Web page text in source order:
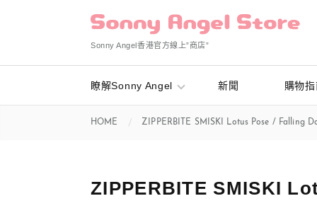
Sonny Angel香港官方線上”商店”
瞭解Sonny Angel 新聞 購物
HOME ZIPPERBITE SMISKI Lotus Pose / Falling
ZIPPERBITE SMISKI